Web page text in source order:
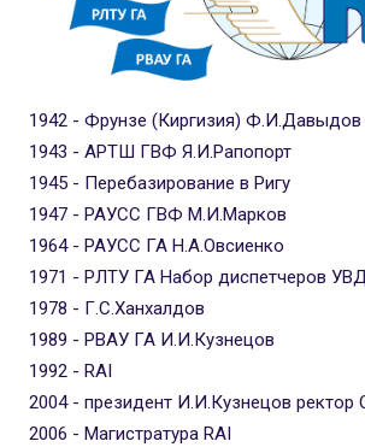
1942 - Фрунзе (Киргизия) Ф.И.Давыдов
1943 - АРТШ ГВФ Я.И.Рапопорт
1945 - Перебазирование в Ригу
1947 - РАУСС ГВФ М.И.Марков
1964 - РАУСС ГА Н.А.Овсиенко
1971 - РЛТУ ГА Набор диспетчеров УВД
1978 - Г.С.Ханхалдов
1989 - РВАУ ГА И.И.Кузнецов
1992 - RAI
2004 - президент И.И.Кузнецов ректор
2006 - Магистратура RAI